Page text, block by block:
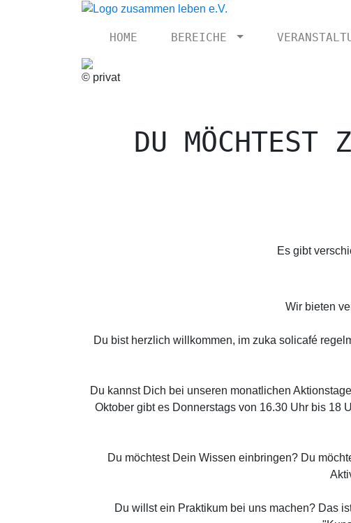
HOME BEREICHE
© privat
DU MÖCHTEST
Es gibt
Wir bieten
Du bist herzlich willkommen, im zuka solicafé
Du kannst Dich bei unseren monatlichen
Oktober gibt es Donnerstags von 16.30 Uhr bis 18
Du möchtest Dein Wissen einbringen? Du
Du willst ein Praktikum bei uns machen? Das